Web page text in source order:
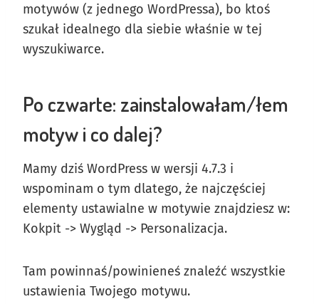
motywów (z jednego WordPressa), bo ktoś
szukał idealnego dla siebie właśnie w tej
wyszukiwarce.
Po czwarte: zainstalowałam/łem
motyw i co dalej?
Mamy dziś WordPress w wersji 4.7.3 i
wspominam o tym dlatego, że najczęściej
elementy ustawialne w motywie znajdziesz w:
Kokpit -> Wygląd -> Personalizacja.
Tam powinnaś/powinieneś znaleźć wszystkie
ustawienia Twojego motywu.